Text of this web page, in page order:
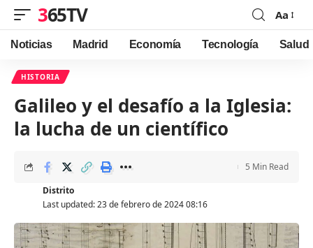
365TV
Font
Resizer
Aa
Noticias Madrid Economía Tecnología Salud
HISTORIA
Galileo y el desafío a la Iglesia:
la lucha de un científico
Last updated: 23 de febrero de 2024 08:16
Distrito
5 Min Read